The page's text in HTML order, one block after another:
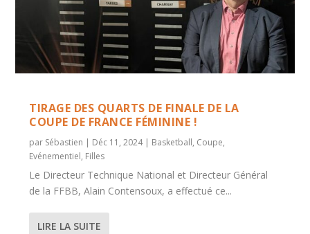
TIRAGE DES QUARTS DE FINALE DE LA
COUPE DE FRANCE FÉMININE !
par Sébastien | Déc 11, 2024| Basketball, Coupe,
Evénementiel, Filles
Le Directeur Technique National et Directeur Général
de la FFBB, Alain Contensoux, a effectué ce...
LIRE LA SUITE